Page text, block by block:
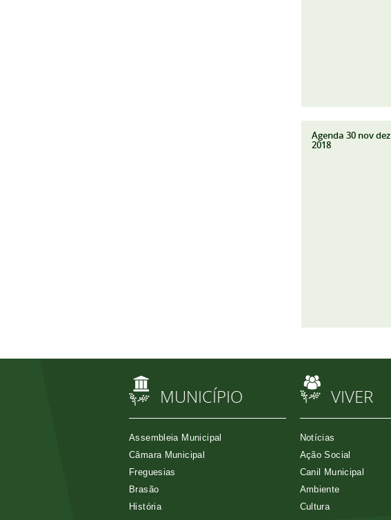
Agenda 30 nov dez
2018
MUNICÍPIO
Assembleia Municipal
Câmara Municipal
Freguesias
Brasão
História
VIVER
Notícias
Ação Social
Canil Municipal
Ambiente
Cultura